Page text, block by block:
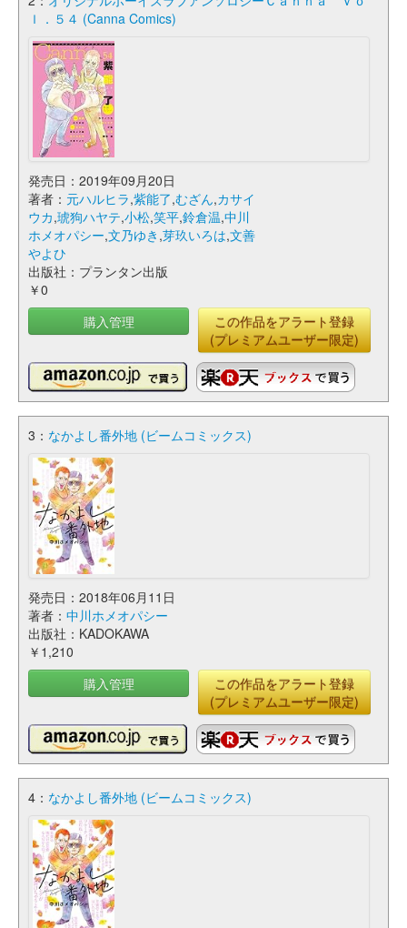
ｌ．５４ (Canna Comics)
発売日：2019年09月20日
著者： 元ハルヒラ,紫能了,むざん,カサイ
ウカ,琥狗ハヤテ,小松,笑平,鈴倉温,中川
ホメオパシー,文乃ゆき ,芽玖いろは,文善
やよひ
出版社：プランタン出版
￥0
購入管理
この作品をアラート登録
(プレミアムユーザー限定)
3： なかよし番外地 (ビームコミックス)
発売日：2018年06月11日
著者： 中川ホメオパシー
出版社：KADOKAWA
￥1,210
購入管理
この作品をアラート登録
(プレミアムユーザー限定)
4： なかよし番外地 (ビームコミックス)